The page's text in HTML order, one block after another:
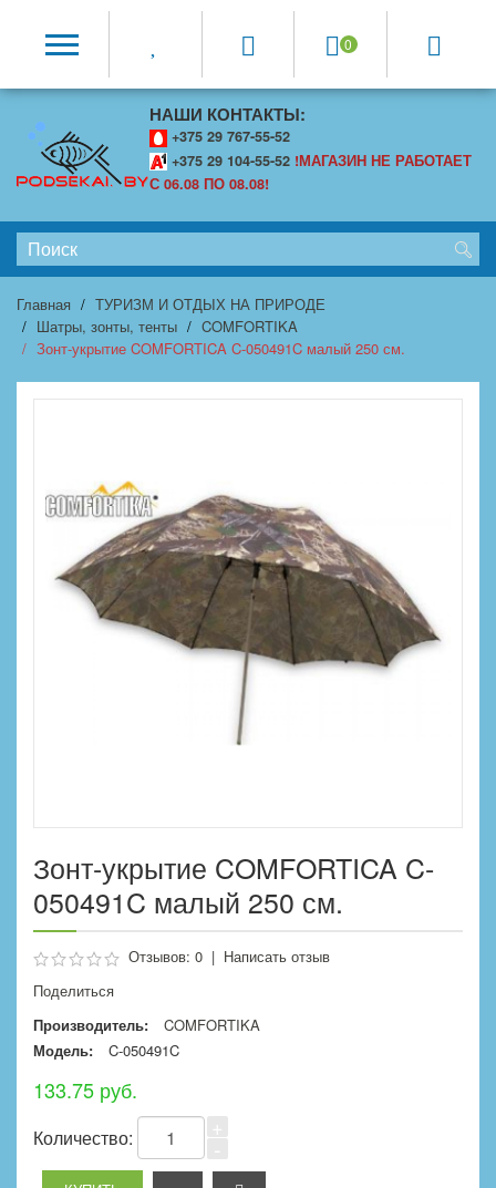
0
НАШИ КОНТАКТЫ:
+375 29 767-55-52
+375 29 104-55-52 !МАГАЗИН НЕ РАБОТАЕТ
С 06.08 ПО 08.08!
Главная
ТУРИЗМ И ОТДЫХ НА ПРИРОДЕ
Шатры, зонты, тенты
COMFORTIKA
Зонт-укрытие COMFORTICA C-050491C малый 250 см.
Зонт-укрытие COMFORTICA C-
050491C малый 250 см.
Отзывов: 0 | Написать отзыв
Поделиться
Производитель:
COMFORTIKA
Модель:
C-050491C
133.75 руб.
Количество: